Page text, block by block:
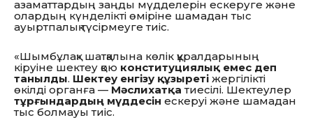
азаматтардың заңды мүдделерін ескеруге және
олардың күнделікті өміріне шамадан тыс
ауыртпалық түсірмеуге тиіс.
«Шымбұлақ» шатқалына көлік құралдарының
кіруіне шектеу қою конституциялық емес деп
танылды. Шектеу енгізу құзыреті жергілікті
өкілді органға — Мәслихатқа тиесілі. Шектеулер
тұрғындардың мүддесін ескеруі және шамадан
тыс болмауы тиіс.